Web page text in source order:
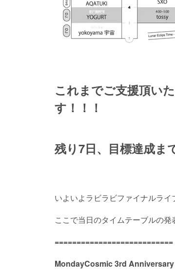
これまでご支援頂い
す！！！
残り7日、目標達成ま
いよいよラビラビファイナルライ
ここで当日のタイムテーブルの発
===========================
MondayCosmic 3rd Anniversary